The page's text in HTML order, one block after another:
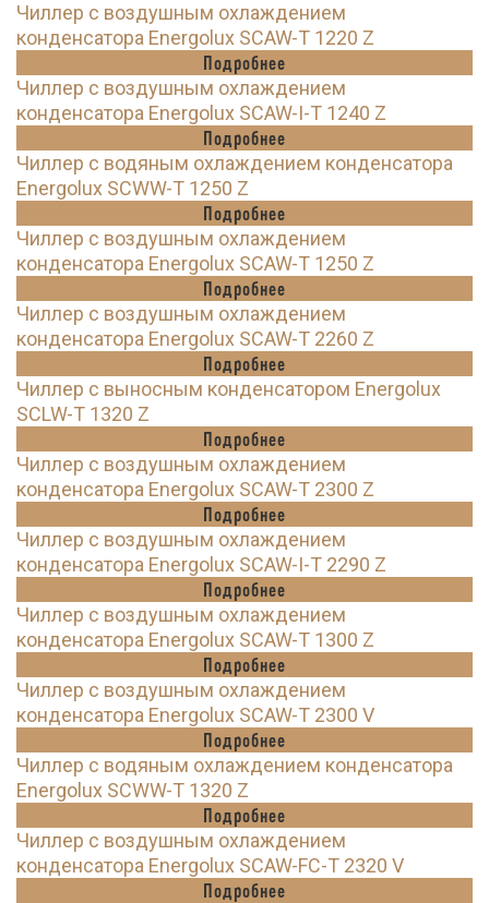
Чиллер с воздушным охлаждением
конденсатора Energolux SCAW-T 1220 Z
Подробнее
Чиллер с воздушным охлаждением
конденсатора Energolux SCAW-I-T 1240 Z
Подробнее
Чиллер с водяным охлаждением конденсатора
Energolux SCWW-T 1250 Z
Подробнее
Чиллер с воздушным охлаждением
конденсатора Energolux SCAW-T 1250 Z
Подробнее
Чиллер с воздушным охлаждением
конденсатора Energolux SCAW-T 2260 Z
Подробнее
Чиллер с выносным конденсатором Energolux
SCLW-T 1320 Z
Подробнее
Чиллер с воздушным охлаждением
конденсатора Energolux SCAW-T 2300 Z
Подробнее
Чиллер с воздушным охлаждением
конденсатора Energolux SCAW-I-T 2290 Z
Подробнее
Чиллер с воздушным охлаждением
конденсатора Energolux SCAW-T 1300 Z
Подробнее
Чиллер с воздушным охлаждением
конденсатора Energolux SCAW-T 2300 V
Подробнее
Чиллер с водяным охлаждением конденсатора
Energolux SCWW-T 1320 Z
Подробнее
Чиллер с воздушным охлаждением
конденсатора Energolux SCAW-FC-T 2320 V
Подробнее